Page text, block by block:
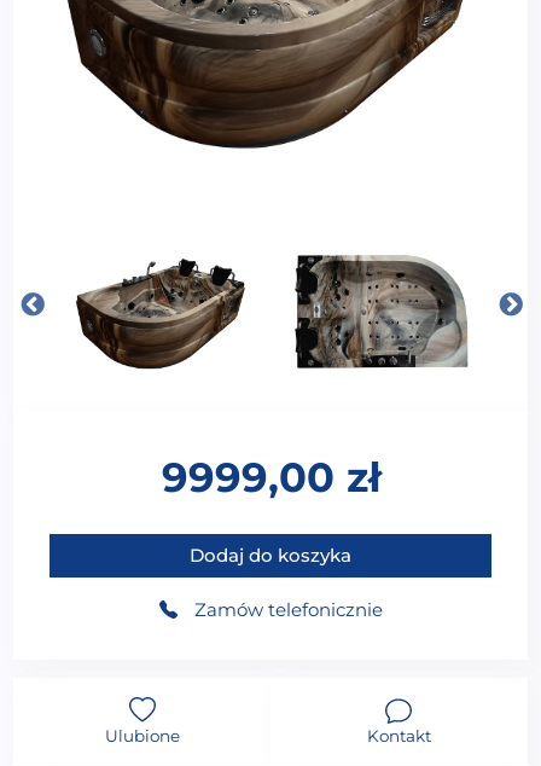
9999,00 zł
ilość Wanna z hydromasażem łazienkowa SPA MUS-
Dodaj do koszyka
Zamów telefonicznie
Ulubione Kontakt